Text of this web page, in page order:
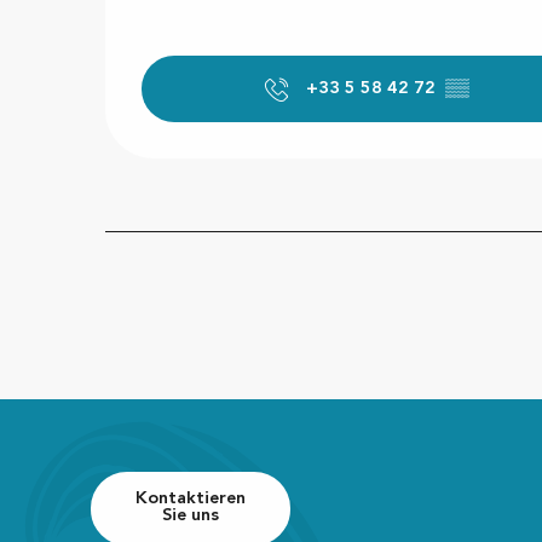
+33 5 58 42 72 ▒▒
Kontaktieren
Sie uns